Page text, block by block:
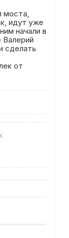
моста,
идут уже
начали в
Валерий
сделать
от